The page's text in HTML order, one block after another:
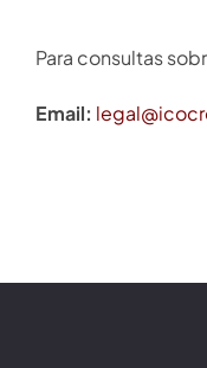
Para consultas
Email: